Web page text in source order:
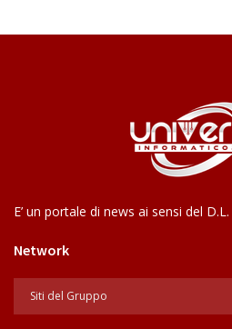
E’ un portale di news ai sensi del
Network